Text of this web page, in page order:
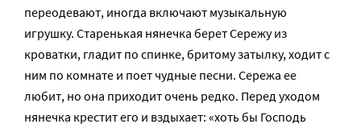
переодевают, иногда включают музыкальную
игрушку. Старенькая нянечка берет Сережу из
кроватки, гладит по спинке, бритому затылку, ходит с
ним по комнате и поет чудные песни. Сережа ее
любит, но она приходит очень редко. Перед уходом
нянечка крестит его и вздыхает: «хоть бы Господь